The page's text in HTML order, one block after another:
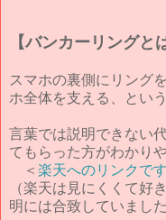
【バンカーリングと
スマホの裏側にリング
ホ全体を支える、とい
言葉では説明できない
てもらった方がわかり
＜ 楽天へのリンクです
（楽天は見にくくて好
明には合致していました